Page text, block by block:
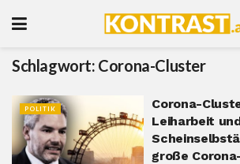
Schlagwort: Corona-Cluster
POLITIK
Corona-
Leiharbeit
große